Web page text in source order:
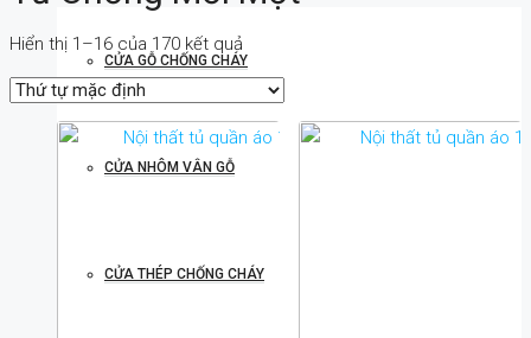
CỬA GỖ CHỐNG CHÁY
CỬA NHÔM VÂN GỖ
CỬA THÉP CHỐNG CHÁY
Hiển thị 1–16 của 170 kết quả